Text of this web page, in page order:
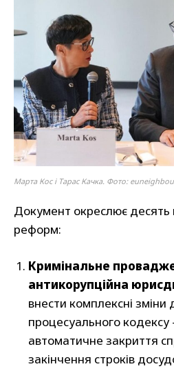
Марта Кос і Тарас Качка. Фото:
Документ окреслює десять
реформ:
Кримінальне
антикорупційна
внести комплексні
процесуального
автоматичне закриття
закінчення строків